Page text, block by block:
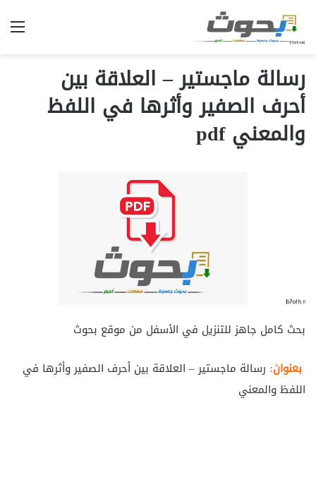
رسالة ماجستير – العلاقة بين
أحرف الصفير وأثرها في اللفظ
والمعني pdf
بحث كامل جاهز للتنزيل في الأسفل من موقع بحوث
بعنوان: رسالة ماجستير – العلاقة بين أحرف الصفير وأثرها في
اللفظ والمعني